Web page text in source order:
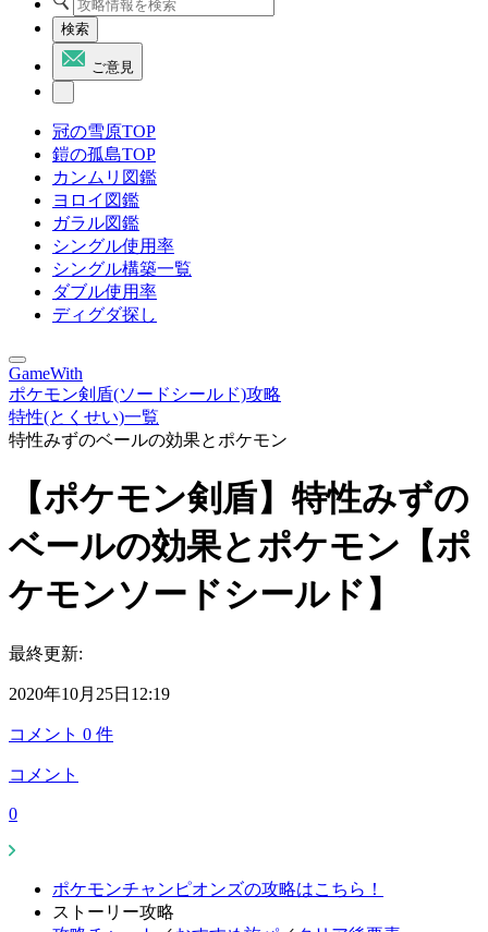
検索
ご意見
冠の雪原TOP
鎧の孤島TOP
カンムリ図鑑
ヨロイ図鑑
ガラル図鑑
シングル使用率
シングル構築一覧
ダブル使用率
ディグダ探し
GameWith
ポケモン剣盾(ソードシールド)攻略
特性(とくせい)一覧
特性みずのベールの効果とポケモン
【ポケモン剣盾】特性みずの
ベールの効果とポケモン【ポ
ケモンソードシールド】
最終更新:
2020年10月25日12:19
コメント 0 件
コメント
0
ポケモンチャンピオンズの攻略はこちら！
ストーリー攻略